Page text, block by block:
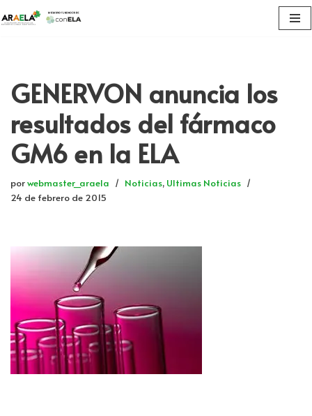
GENERVON anuncia los
resultados del fármaco
GM6 en la ELA
porwebmaster_araela Noticias, Ultimas Noticias
24 de febrero de 2015